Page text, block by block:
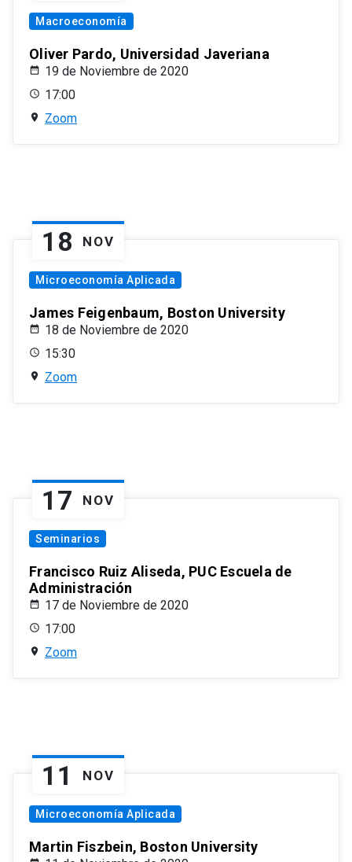
Macroeconomía
Oliver Pardo, Universidad Javeriana
19 de Noviembre de 2020
17:00
Zoom
18 NOV
Microeconomía Aplicada
James Feigenbaum, Boston University
18 de Noviembre de 2020
15:30
Zoom
17 NOV
Seminarios
Francisco Ruiz Aliseda, PUC Escuela de
Administración
17 de Noviembre de 2020
17:00
Zoom
11 NOV
Microeconomía Aplicada
Martin Fiszbein, Boston University